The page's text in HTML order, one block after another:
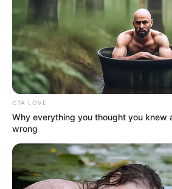
CTA LOVE
Why everything you thought you knew
wrong